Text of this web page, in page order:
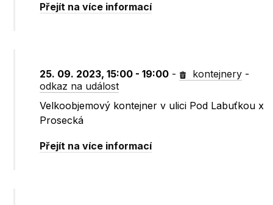
Přejít na více informací
25. 09. 2023, 15:00 - 19:00 - kontejnery -
odkaz na událost
Velkoobjemový kontejner v ulici Pod Labuťkou x
Prosecká
Přejít na více informací